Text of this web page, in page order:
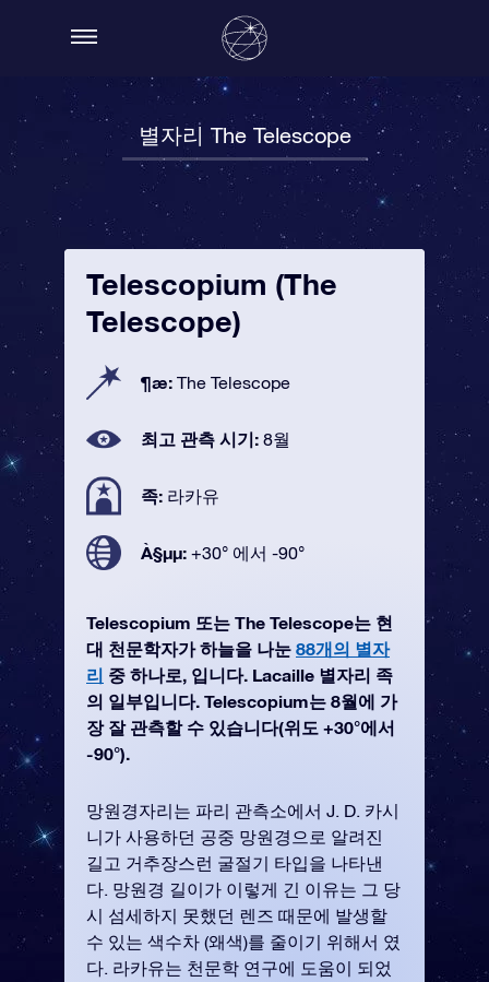
별자리 The Telescope
Telescopium (The
Telescope)
¶æ: The Telescope
최고 관측 시기: 8월
족: 라카유
À§µµ: +30° 에서 -90°
Telescopium 또는 The Telescope는 현
대 천문학자가 하늘을 나눈 88개의 별자
리 중 하나로, 입니다. Lacaille 별자리 족
의 일부입니다. Telescopium는 8월에 가
장 잘 관측할 수 있습니다(위도 +30°에서
-90°).
망원경자리는 파리 관측소에서 J. D. 카시
니가 사용하던 공중 망원경으로 알려진
길고 거추장스런 굴절기 타입을 나타낸
다. 망원경 길이가 이렇게 긴 이유는 그 당
시 섬세하지 못했던 렌즈 때문에 발생할
수 있는 색수차 (왜색)를 줄이기 위해서 였
다. 라카유는 천문학 연구에 도움이 되었